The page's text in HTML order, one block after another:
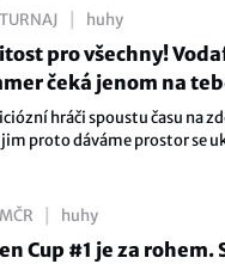
TURNAJ huhy
pro všechny!
čeká jenom na
hráči spoustu času na
proto dáváme prostor se
MČR huhy
Cup #1 je za rohem.